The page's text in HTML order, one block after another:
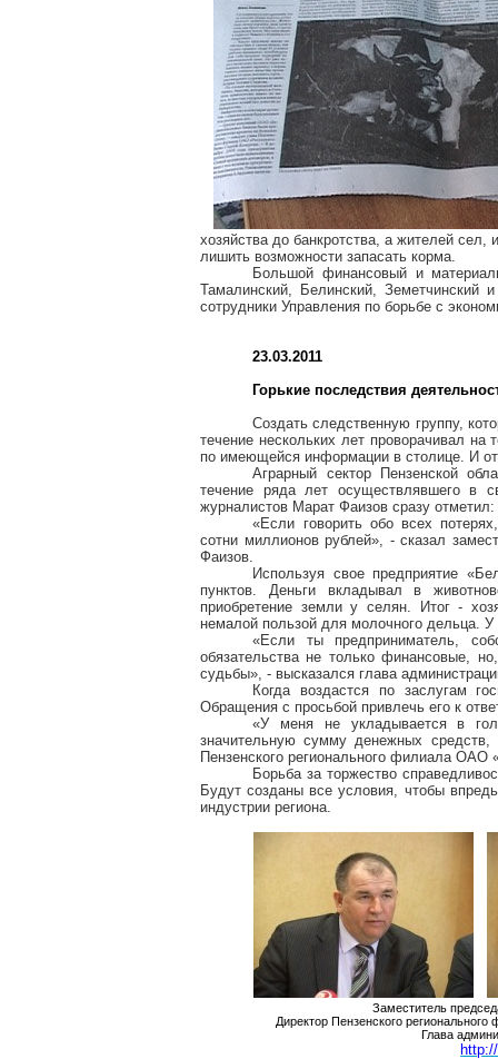
хозяйства до банкротства, а жителей
лишить возможности запасать корма.
Большой финансовый и
Тамалинский, Белинский,
сотрудники Управления по борьбе с
23.03.2011
Горькие последствия
Создать следственную группу,
течение нескольких лет проворачивал на
по имеющейся информации в столице. И
Аграрный сектор Пензенской
течение ряда лет осуществлявшего в
журналистов Марат Фаизов сразу
«Если говорить обо всех
сотни миллионов рублей», - сказал
Фаизов.
Используя свое предприятие
пунктов. Деньги вкладывал в
приобретение земли у селян. Итог -
немалой пользой для молочного дельца.
«Если ты предприниматель,
обязательства не только финансовые,
судьбы», - высказался глава
Когда воздастся по заслугам
Обращения с просьбой привлечь его к
«У меня не укладывается в
значительную сумму денежных
Пензенского регионального филиала ОАО
Борьба за торжество
Будут созданы все условия, чтобы
индустрии региона.
Заместитель
Директор Пензенского
Глава